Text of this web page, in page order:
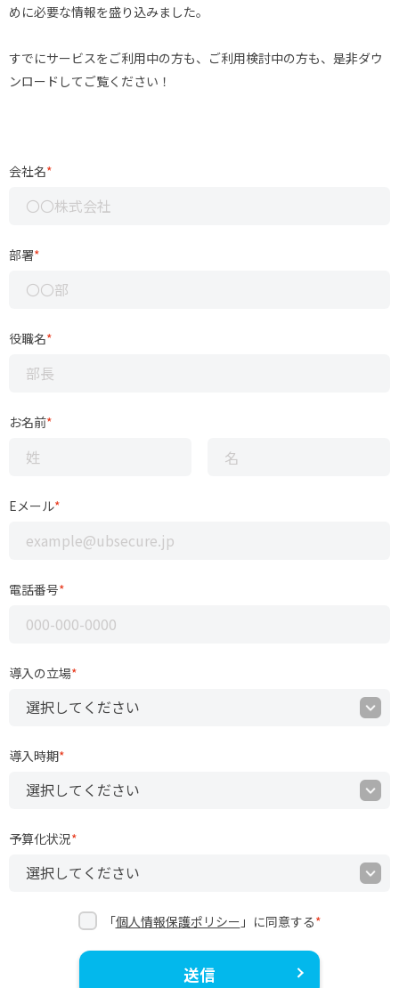
めに必要な情報を盛り込みました。
すでにサービスをご利用中の方も、ご利用検討中の方も、是非ダウ
ンロードしてご覧ください！
会社名*
部署*
役職名*
お名前*
Eメール*
電話番号*
導入の立場*
導入時期*
予算化状況*
「個人情報保護ポリシー 」に同意する*